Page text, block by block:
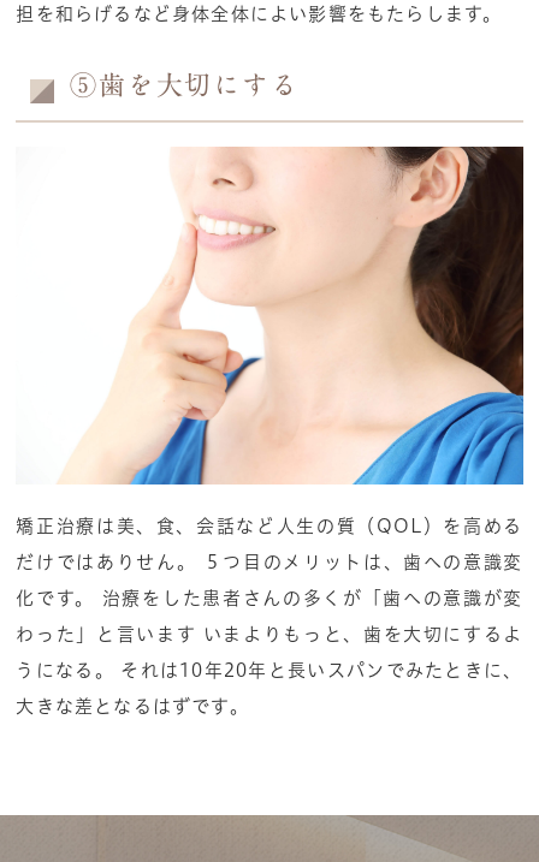
担を和らげるなど身体全体によい影響をもたらします。
⑤歯を大切にする
矯正治療は美、食、会話など人生の質（QOL）を高める
だけではありせん。 ５つ目のメリットは、歯への意識変
化です。 治療をした患者さんの多くが「歯への意識が変
わった」と言います いまよりもっと、歯を大切にするよ
うになる。 それは10年20年と長いスパンでみたときに、
大きな差となるはずです。